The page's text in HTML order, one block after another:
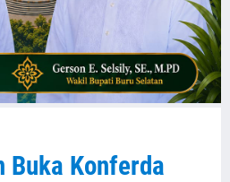
Buka Konferda